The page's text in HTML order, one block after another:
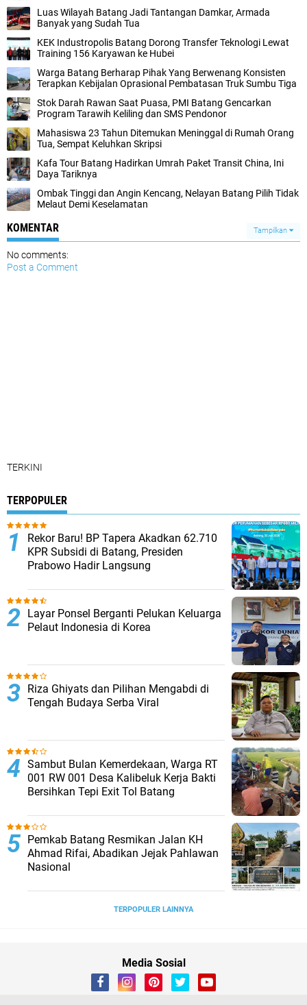
Luas Wilayah Batang Jadi Tantangan Damkar, Armada
Banyak yang Sudah Tua
KEK Industropolis Batang Dorong Transfer Teknologi Lewat
Training 156 Karyawan ke Hubei
Warga Batang Berharap Pihak Yang Berwenang Konsisten
Terapkan Kebijalan Oprasional Pembatasan Truk Sumbu Tiga
Stok Darah Rawan Saat Puasa, PMI Batang Gencarkan
Program Tarawih Keliling dan SMS Pendonor
Mahasiswa 23 Tahun Ditemukan Meninggal di Rumah Orang
Tua, Sempat Keluhkan Skripsi
Kafa Tour Batang Hadirkan Umrah Paket Transit China, Ini
Daya Tariknya
Ombak Tinggi dan Angin Kencang, Nelayan Batang Pilih Tidak
Melaut Demi Keselamatan
KOMENTAR Tampilkan
No comments:
Post a Comment
TERKINI
TERPOPULER
Rekor Baru! BP Tapera Akadkan 62.710
KPR Subsidi di Batang, Presiden
Prabowo Hadir Langsung
Layar Ponsel Berganti Pelukan Keluarga
Pelaut Indonesia di Korea
Riza Ghiyats dan Pilihan Mengabdi di
Tengah Budaya Serba Viral
Sambut Bulan Kemerdekaan, Warga RT
001 RW 001 Desa Kalibeluk Kerja Bakti
Bersihkan Tepi Exit Tol Batang
Pemkab Batang Resmikan Jalan KH
Ahmad Rifai, Abadikan Jejak Pahlawan
Nasional
TERPOPULER LAINNYA
Media Sosial